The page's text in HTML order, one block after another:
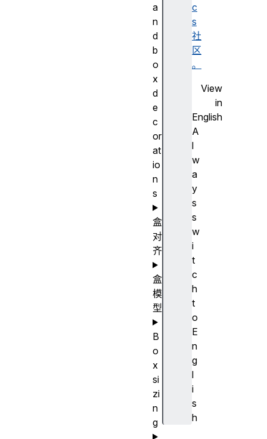
c
s
社
区
。
View
in
English
A
l
w
a
y
s
s
w
i
t
c
h
t
o
E
n
g
l
i
s
h
a
n
d
b
o
x
d
e
c
or
at
io
n
s
盒
对
齐
盒
模
型
B
o
x
si
zi
n
g